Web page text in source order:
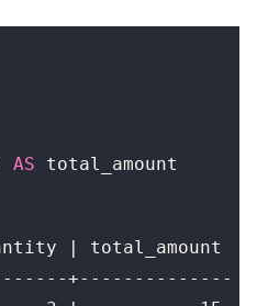
AS
total_amount